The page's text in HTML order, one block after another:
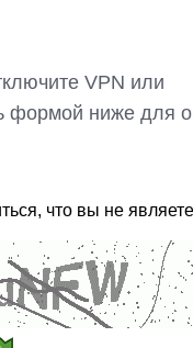
VPN или
формой ниже для
что вы не